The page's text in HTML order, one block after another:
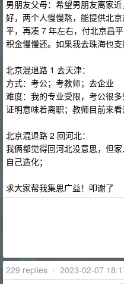
男朋友父母：希望男朋友离家
好，两个人慢慢熬，能提供北
平，再凑 7 年左右，付北京昌
积金慢慢还。如果我去珠海也支
北京混退路 1 去天津：
方式：考公；考教师；去企业
难度：我的专业受限，考公很
证明意味着离职；教师目前来
北京混退路 2 回河北：
我俩都觉得回河北没意思，但
自己造化；
求大家帮我集思广益！叩谢了
229 replies • 2023-02-07